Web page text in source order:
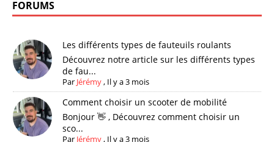
FORUMS
Les différents types de fauteuils roulants
Découvrez notre article sur les différents types
de fau...
Par Jérémy, Il y a 3 mois
Comment choisir un scooter de mobilité
Bonjour 👋 , Découvrez comment choisir un
sco...
Par Jérémy, Il y a 3 mois